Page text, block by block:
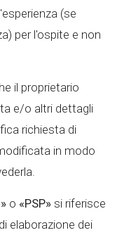
(se
per l'ospite e non
il proprietario
e/o altri dettagli
richiesta di
in modo
o «PSP» si riferisce
elaborazione dei